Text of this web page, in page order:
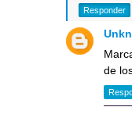
Responder
de